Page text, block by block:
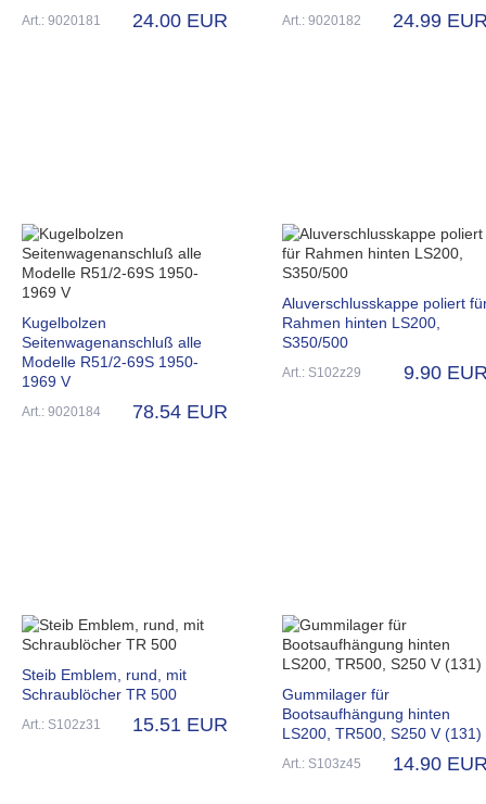
Art.: 9020181 24.00 EUR Art.: 9020182 24.99
Kugelbolzen
Seitenwagenanschluß alle
Modelle R51/2-69S 1950-
1969 V
Art.: 9020184 78.54 EUR
Aluverschlusskappe poliert
Rahmen hinten LS200,
S350/500
Art.: S102z29 9.90
Steib Emblem, rund, mit
Schraublöcher TR 500
Art.: S102z31 15.51 EUR
Gummilager für
Bootsaufhängung hinten
LS200, TR500, S250 V (131)
Art.: S103z45 14.90